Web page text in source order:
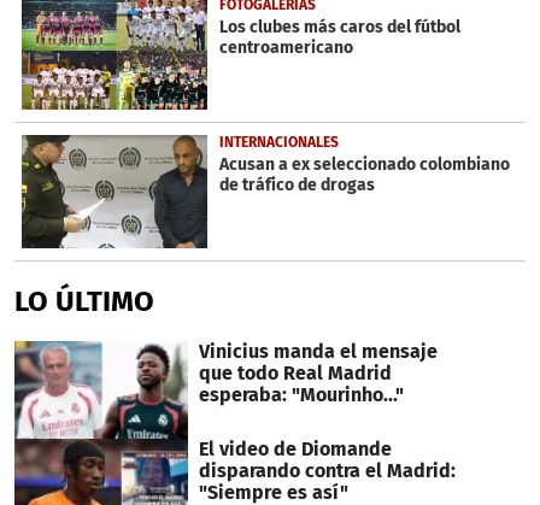
minutes,
7
seconds
FOTOGALERÍAS
Los clubes más caros del fútbol
centroamericano
INTERNACIONALES
Acusan a ex seleccionado colombiano
de tráfico de drogas
LO ÚLTIMO
Vinicius manda el mensaje
que todo Real Madrid
esperaba: "Mourinho..."
El video de Diomande
disparando contra el Madrid:
"Siempre es así"